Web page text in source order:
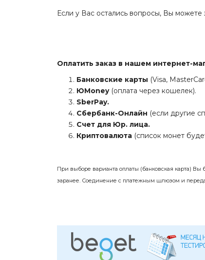
Если у Вас остались вопросы, Вы
Оплатить заказ в нашем интернет-
Банковские карты (Visa,
ЮMoney(оплата через кошелек).
SberPay.
Сбербанк-Онлайн (если другие
Счет для Юр. лица.
Криптовалюта (список монет
При выборе варианта оплаты (банковская карта)
заранее. Соединение с платежным шлюзом и